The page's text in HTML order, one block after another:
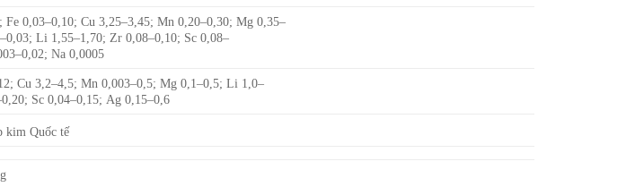
Fe 0,03–0,10; Cu 3,25–3,45; Mn 0,20–0,30; Mg 0,35–
Li 1,55–1,70; Zr 0,08–0,10; Sc 0,08–
Na 0,0005
Cu 3,2–4,5; Mn 0,003–0,5; Mg 0,1–0,5; Li 1,0–
Sc 0,04–0,15; Ag 0,15–0,6
kim Quốc tế